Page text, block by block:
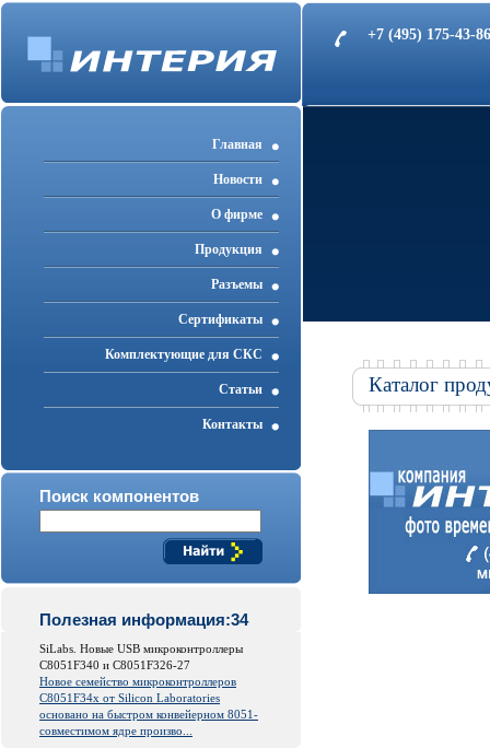
+7 (495) 175-43-
Главная
Новости
О фирме
Продукция
Разъемы
Cертификаты
Комплектующие для СКС
Статьи
Контакты
Поиск компонентов
Полезная информация:34
SiLabs. Новые USB микроконтроллеры
C8051F340 и C8051F326-27
Новое семейство микроконтроллеров
C8051F34x от Silicon Laboratories
основано на быстром конвейерном 8051-
совместимом ядре произво...
Каталог